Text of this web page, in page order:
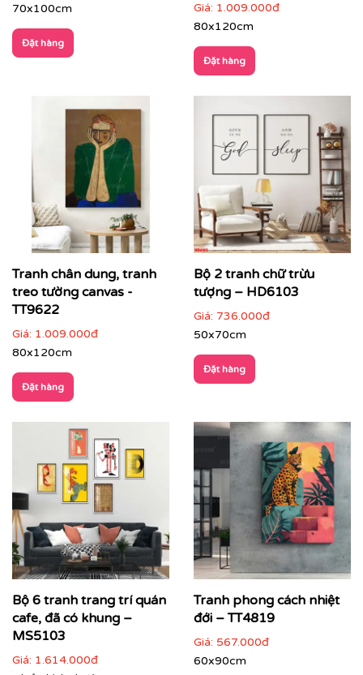
Showroom, gallery, không gian trưng bày: tạo
chiều sâu và nhịp điệu không gian
70x100cm
Đặt hàng
Giá: 1.009.000đ
80x120cm
Đặt hàng
Tranh chân dung, tranh
treo tường canvas -
TT9622
Giá: 1.009.000đ
80x120cm
Đặt hàng
Bộ 2 tranh chữ trừu
tượng – HD6103
Giá: 736.000đ
50x70cm
Đặt hàng
Bộ 6 tranh trang trí quán
cafe, đã có khung –
MS5103
Giá: 1.614.000đ
Tranh phong cách nhiệt
đới – TT4819
Giá: 567.000đ
60x90cm